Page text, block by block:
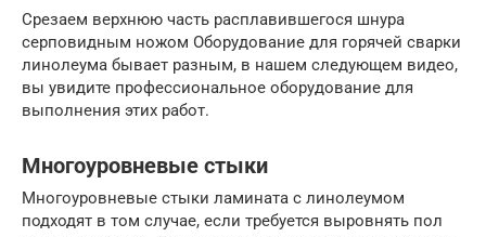
Срезаем верхнюю часть расплавившегося шнура
серповидным ножом Оборудование для горячей сварки
линолеума бывает разным, в нашем следующем видео,
вы увидите профессиональное оборудование для
выполнения этих работ.
Многоуровневые стыки
Многоуровневые стыки ламината с линолеумом
подходят в том случае, если требуется выровнять пол